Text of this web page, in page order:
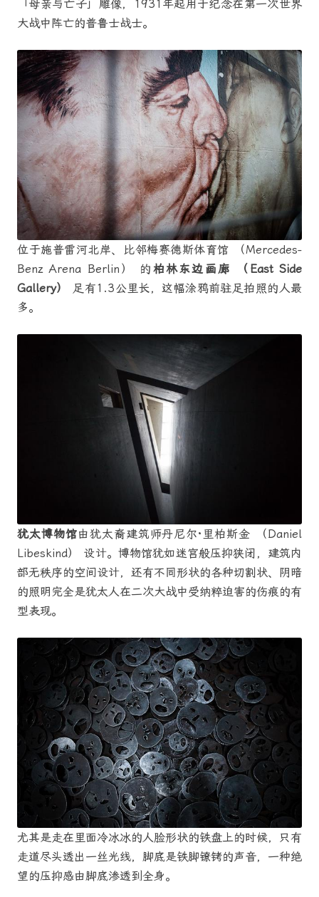
「母亲与亡子」雕像，1931年起用于纪念在第一次世界
大战中阵亡的普鲁士战士。
位于施普雷河北岸、比邻梅赛德斯体育馆 （Mercedes-
Benz Arena Berlin） 的 柏林东边画廊 （East Side
Gallery） 足有1.3公里长，这幅涂鸦前驻足拍照的人最
多。
犹太博物馆由犹太裔建筑师丹尼尔·里柏斯金 （Daniel
Libeskind） 设计。博物馆犹如迷宫般压抑狭闭，建筑内
部无秩序的空间设计，还有不同形状的各种切割状、阴暗
的照明完全是犹太人在二次大战中受纳粹迫害的伤痕的有
型表现。
尤其是走在里面冷冰冰的人脸形状的铁盘上的时候，只有
走道尽头透出一丝光线，脚底是铁脚镣铐的声音，一种绝
望的压抑感由脚底渗透到全身。